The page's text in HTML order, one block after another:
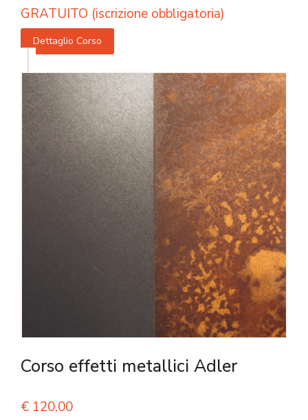
GRATUITO (iscrizione obbligatoria)
Dettaglio Corso
Corso effetti metallici Adler
€ 120,00